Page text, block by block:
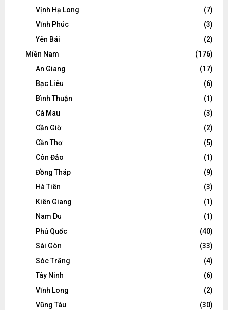
Vịnh Hạ Long
(7)
Vĩnh Phúc
(3)
Yên Bái
(2)
Miền Nam
(176)
An Giang
(17)
Bạc Liêu
(6)
Bình Thuận
(1)
Cà Mau
(3)
Cần Giờ
(2)
Cần Thơ
(5)
Côn Đảo
(1)
Đồng Tháp
(9)
Hà Tiên
(3)
Kiên Giang
(1)
Nam Du
(1)
Phú Quốc
(40)
Sài Gòn
(33)
Sóc Trăng
(4)
Tây Ninh
(6)
Vĩnh Long
(2)
Vũng Tàu
(30)